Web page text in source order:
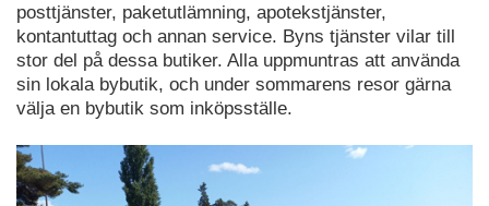
posttjänster, paketutlämning, apotekstjänster,
kontantuttag och annan service. Byns tjänster vilar till
stor del på dessa butiker. Alla uppmuntras att använda
sin lokala bybutik, och under sommarens resor gärna
välja en bybutik som inköpsställe.